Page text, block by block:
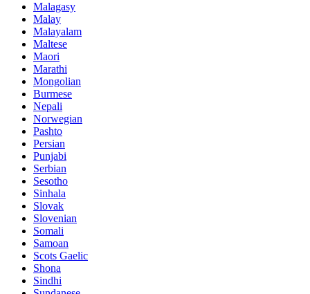
Malagasy
Malay
Malayalam
Maltese
Maori
Marathi
Mongolian
Burmese
Nepali
Norwegian
Pashto
Persian
Punjabi
Serbian
Sesotho
Sinhala
Slovak
Slovenian
Somali
Samoan
Scots Gaelic
Shona
Sindhi